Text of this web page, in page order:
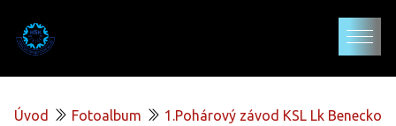
Úvod Fotoalbum
1.Pohárový závod KSL Lk Benecko